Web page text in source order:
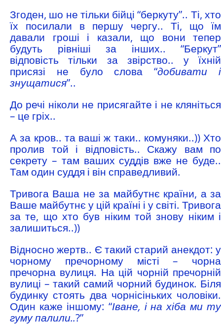
Згоден, шо не тільки бійці “беркуту”.. Ті, хто
їх посилали в першу чергу.. Ті, що їм
давали гроші і казали, що вони тепер
будуть рівніші за інших.. “Беркут”
відповість тільки за звірство.. у їхній
присязі не було слова “добивати і
знущатися”..
До речі ніколи не присягайте і не кляніться
– це гріх..
А за кров.. та ваші ж таки.. комуняки..)) Хто
пролив той і відповість.. Скажу вам по
секрету – там ваших суддів вже не буде..
Там один суддя і він справедливий.
Тривога Ваша не за майбутнє країни, а за
Ваше майбутнє у цій країні і у світі. Тривога
за те, що хто був ніким той знову ніким і
залишиться..))
Відносно жертв.. Є такий старий анекдот: у
чорному пречорному місті – чорна
пречорна вулиця. На цій чорній пречорній
вулиці – такий самий чорний будинок. Біля
будинку стоять два чорнісіньких чоловіки.
Один каже іншому: “Іване, і на хіба ми ту
гуму палили..?”